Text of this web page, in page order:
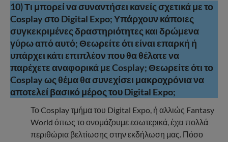
10) Τι μπορεί να συναντήσει κανείς σχετικά με το
Cosplay στο Digital Expo; Υπάρχουν κάποιες
συγκεκριμένες δραστηριότητες και δρώμενα
γύρω από αυτό; Θεωρείτε ότι είναι επαρκή ή
υπάρχει κάτι επιπλέον που θα θέλατε να
παρέχετε αναφορικά με Cosplay; Θεωρείτε ότι το
Cosplay ως θέμα θα συνεχίσει μακροχρόνια να
αποτελεί βασικό μέρος του Digital Expo;
Το Cosplay τμήμα του Digital Expo, ή αλλιώς Fantasy
World όπως το ονομάζουμε εσωτερικά, έχει πολλά
περιθώρια βελτίωσης στην εκδήλωση μας. Πόσο